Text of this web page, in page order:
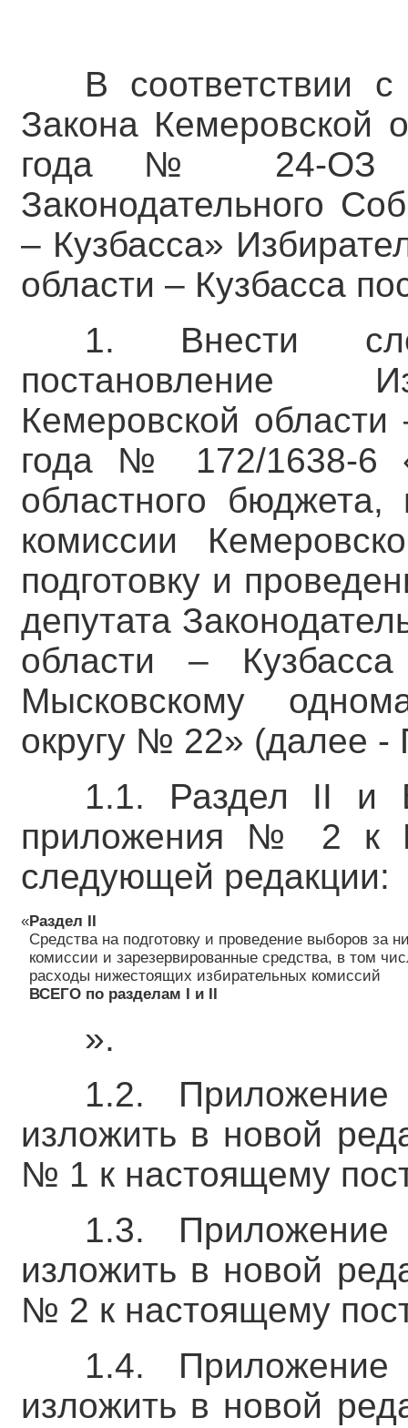
В соответствии
Закона Кемеровской
года № 24-ОЗ
Законодательного
– Кузбасса»
области – Кузбасса
1. Внести
постановление
Кемеровской
года № 172/1638-6
областного
комиссии
подготовку и
депутата
области –
Мысковскому
округу № 22» (далее -
1.1. Раздел II и
приложения № 2 к
следующей редакции:
«Раздел II
Средства на подготовку и проведение выборов за
комиссии и зарезервированные средства, в том
расходы нижестоящих избирательных комиссий
ВСЕГО по разделам I и II
».
1.2.
изложить в новой
№ 1 к настоящему
1.3.
изложить в новой
№ 2 к настоящему
1.4.
изложить в новой